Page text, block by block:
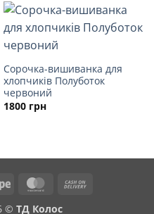
Сорочка-вишиванка для
хлопчиків Полуботок
червоний
1800 грн
Stripe MasterCard
© ТД Колос